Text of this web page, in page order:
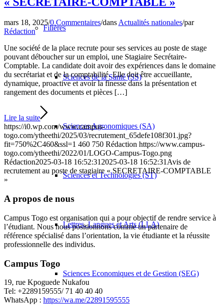
Filières
Sciences de la Santé (SS)
Sciences Agronomiques (SA)
Sciences et Technologies (ST)
Lettres, Langues et Arts (LLA)
Sciences Economiques et de Gestion (SEG)
mars 18, 2025/0 Commentaires/dansActualités nationales/par
Rédaction
Une société de la place recrute pour ses services au poste de stage
pouvant déboucher sur un emploi, une Stagiaire Secrétaire-
Comptable. La candidate doit avoir des expériences dans le domaine
du secrétariat et de la comptabilité. Elle doit être accueillante,
dynamique, proactive et avoir la finesse dans la présentation et
rangement des documents et pièces […]
Lire la suite
https://i0.wp.com/www.campus-
togo.com/ytheethi/2025/03/recrutement_65defe108f301.jpg?
fit=750%2C460&ssl=1 460 750 Rédaction https://www.campus-
togo.com/ytheethi/2022/01/LOGO-Campus-Togo.png
Rédaction2025-03-18 16:52:312025-03-18 16:52:31Avis de
recrutement au poste de stagiaire « SECRETAIRE-COMPTABLE
»
A propos de nous
Campus Togo est organisation qui a pour objectif de rendre service à
l’étudiant. Nous nous positionnons comme un partenaire de
référence spécialisé dans l’orientation, la vie étudiante et la réussite
professionnelle des individus.
Campus Togo
19, rue Kpoguede Nukafou
Tel: +2289159555/ 71 40 40 40
WhatsApp : https://wa.me/22891595555